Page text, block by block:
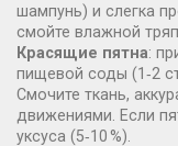
шампунь) и слегка
смойте влажной
Красящие пятна:
пищевой соды (1‑2
Смочите ткань,
движениями. Если
уксуса (5‑10 %).